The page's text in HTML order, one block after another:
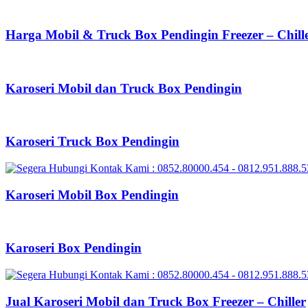
Harga Mobil & Truck Box Pendingin Freezer –
Karoseri Mobil dan Truck Box Pendingin
Karoseri Truck Box Pendingin
Karoseri Mobil Box Pendingin
Karoseri Box Pendingin
Jual Karoseri Mobil dan Truck Box Freezer – Chiller